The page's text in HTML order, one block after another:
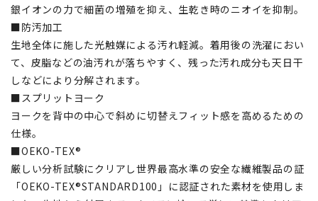
銀イオンの力で細菌の増殖を抑え、生乾き時のニオイを抑制。
■防汚加工
生地全体に施した光触媒による汚れ軽減。着用後の洗濯におい
て、皮脂などの油汚れが落ちやすく、残った汚れ成分も天日干
しなどにより分解されます。
■スプリットヨーク
ヨークを背中の中心で斜めに切替えフィット感を高めるための
仕様。
■OEKO-TEX®
厳しい分析試験にクリアし世界最高水準の安全な繊維製品の証
「OEKO-TEX®STANDARD100」に認証された素材を使用しま